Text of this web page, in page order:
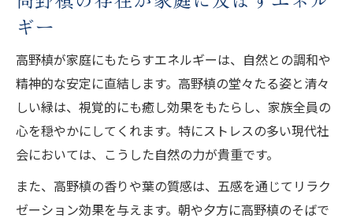
ギー
高野槙が家庭にもたらすエネルギーは、自然との調和や
精神的な安定に直結します。高野槙の堂々たる姿と清々
しい緑は、視覚的にも癒し効果をもたらし、家族全員の
心を穏やかにしてくれます。特にストレスの多い現代社
会においては、こうした自然の力が貴重です。
また、高野槙の香りや葉の質感は、五感を通じてリラク
ゼーション効果を与えます。朝や夕方に高野槙のそばで